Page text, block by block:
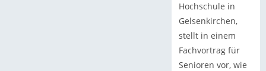
Hochschule in
Gelsenkirchen,
stellt in einem
Fachvortrag für
Senioren vor, wie